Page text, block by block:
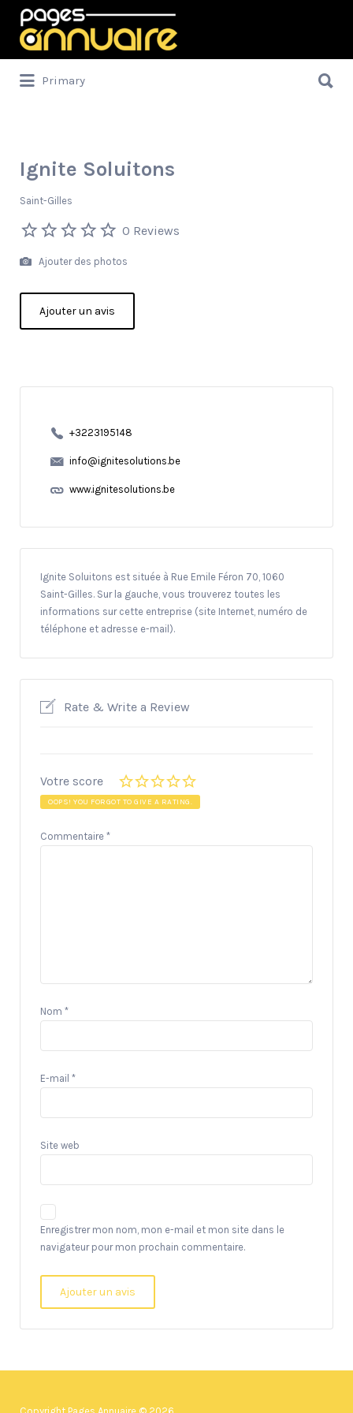
Rechercher:
Primary
Ignite Soluitons
Saint-Gilles
0 Reviews
Ajouter des photos
Ajouter un avis
+3223195148
info@ignitesolutions.be
www.ignitesolutions.be
Ignite Soluitons est située à Rue Emile Féron 70, 1060
Saint-Gilles. Sur la gauche, vous trouverez toutes les
informations sur cette entreprise (site Internet, numéro de
téléphone et adresse e-mail).
Rate & Write a Review
Votre score
OOPS! YOU FORGOT TO GIVE A RATING.
Commentaire *
Nom *
E-mail *
Site web
Enregistrer mon nom, mon e-mail et mon site dans le
navigateur pour mon prochain commentaire.